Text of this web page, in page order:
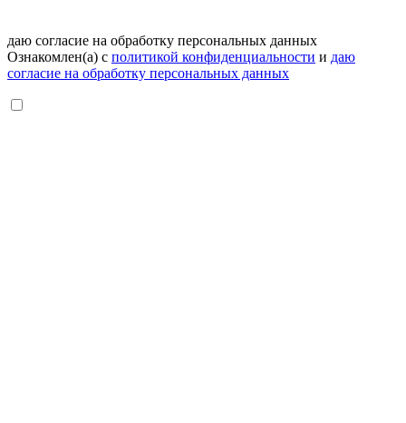
даю согласие на обработку персональных данных
Ознакомлен(а) с политикой конфиденциальности и даю
согласие на обработку персональных данных